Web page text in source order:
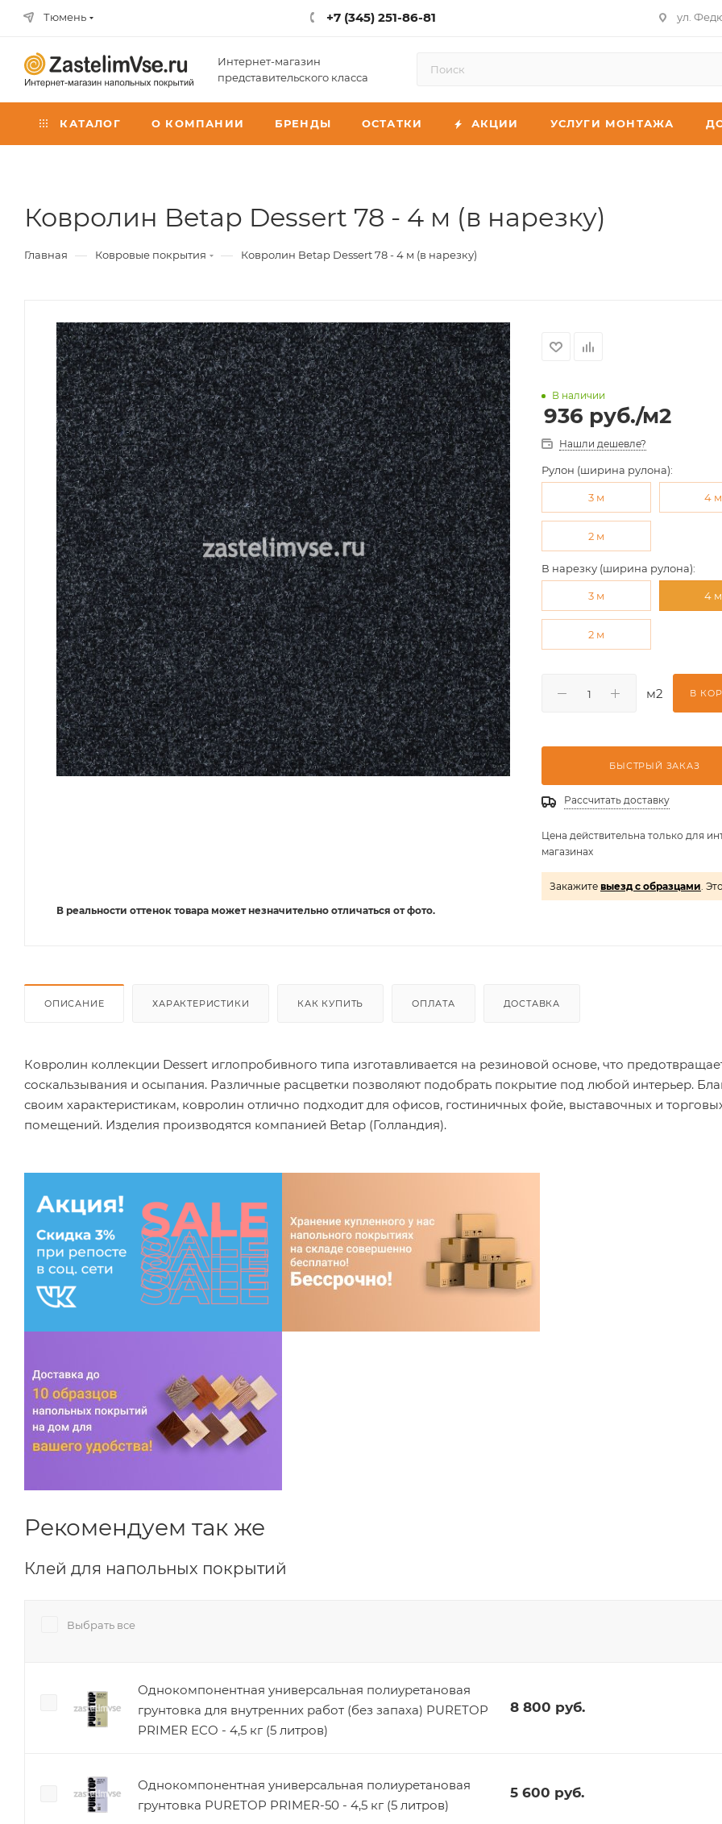
Тюмень +7 (345) 251-86-81 ул.
Интернет-магазин
представительского класса
КАТАЛОГ О КОМПАНИИ БРЕНДЫ ОСТАТКИ АКЦИИ УСЛУГИ МОНТАЖА
Ковролин Betap Dessert 78 - 4 м (в нарезку)
Главная — Ковровые покрытия — Ковролин Betap Dessert 78 - 4 м (в нарезку)
В наличии
936 руб./м2
Нашли дешевле?
Рулон (ширина рулона):
3 м 4 м
2 м
В нарезку (ширина рулона):
3 м 4 м
2 м
м2 В
БЫСТРЫЙ ЗАКАЗ
Рассчитать доставку
Цена действительна только для
магазинах
Закажите выезд с образцами.
В реальности оттенок товара может незначительно отличаться от фото.
ОПИСАНИЕ ХАРАКТЕРИСТИКИ КАК КУПИТЬ ОПЛАТА ДОСТАВКА
Ковролин коллекции Dessert иглопробивного типа изготавливается на резиновой основе, что
соскальзывания и осыпания. Различные расцветки позволяют подобрать покрытие под любой интерьер.
своим характеристикам, ковролин отлично подходит для офисов, гостиничных фойе, выставочных и
помещений. Изделия производятся компанией Betap (Голландия).
Рекомендуем так же
Клей для напольных покрытий
Выбрать все
Однокомпонентная универсальная полиуретановая
грунтовка для внутренних работ (без запаха) PURETOP
PRIMER ECO - 4,5 кг (5 литров)
8 800 руб.
Однокомпонентная универсальная полиуретановая
грунтовка PURETOP PRIMER-50 - 4,5 кг (5 литров)
5 600 руб.